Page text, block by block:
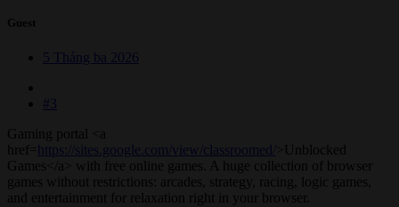
Guest
5 Tháng ba 2026
#3
Gaming portal <a
href=
https://sites.google.com/view/classroomed/
>Unblocked
Games</a> with free online games. A huge collection of browser
games without restrictions: arcades, strategy, racing, logic games,
and entertainment for relaxation right in your browser.